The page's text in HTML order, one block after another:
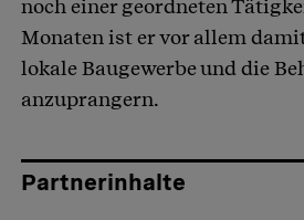
noch einer geordneten
Monaten ist er vor allem
lokale Baugewerbe und die
anzuprangern.
Partnerinhalte